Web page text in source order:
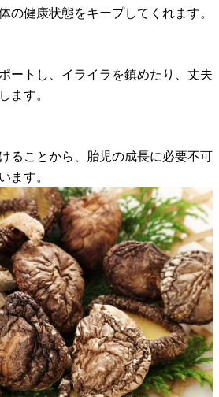
の健康状態をキープしてくれます。
ートし、イライラを鎮めたり、丈夫
ます。
ることから、胎児の成長に必要不可
ます。